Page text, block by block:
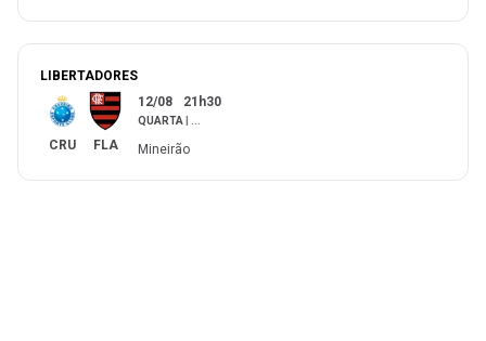
LIBERTADORES
CRU FLA
12/08 21h30
QUARTA
Mineirão